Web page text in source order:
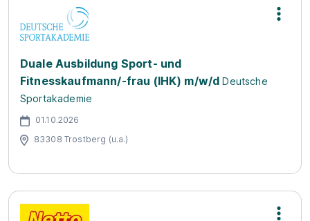
Duale Ausbildung Sport- und
Fitnesskaufmann/-frau (IHK) m/w/d Deutsche
Sportakademie
01.10.2026
83308 Trostberg (u.a.)